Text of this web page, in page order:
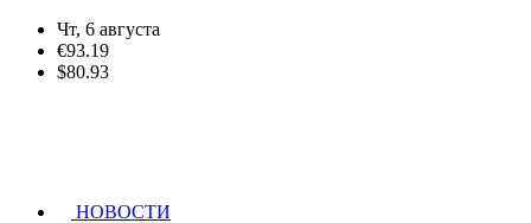
Чт, 6 августа
€93.19
$80.93
НОВОСТИ